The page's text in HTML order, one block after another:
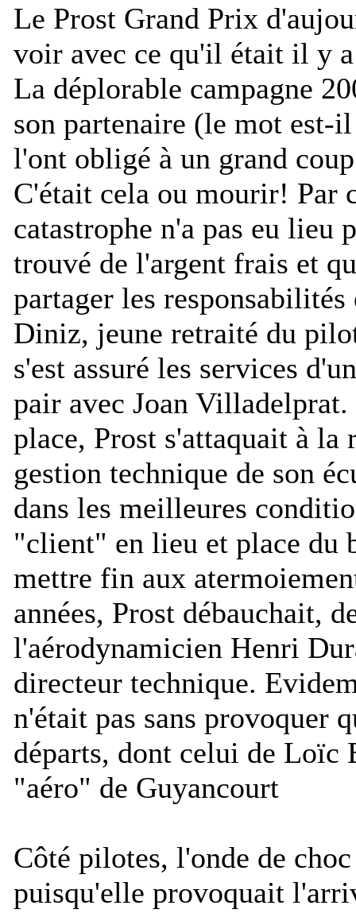
Le Prost Grand Prix
voir avec ce qu'il était il y
La déplorable campagne
son partenaire (le mot est-
l'ont obligé à un grand
C'était cela ou mourir! Par
catastrophe n'a pas eu lieu
trouvé de l'argent frais et
partager les
Diniz, jeune retraité du
s'est assuré les services
pair avec Joan Villadelprat.
place, Prost s'attaquait à la
gestion technique de son
dans les meilleures
"client" en lieu et place du
mettre fin aux
années, Prost débauchait,
l'aérodynamicien Henri
directeur technique.
n'était pas sans provoquer
départs, dont celui de Loïc
"aéro" de Guyancourt
Côté pilotes, l'onde de
puisqu'elle provoquait